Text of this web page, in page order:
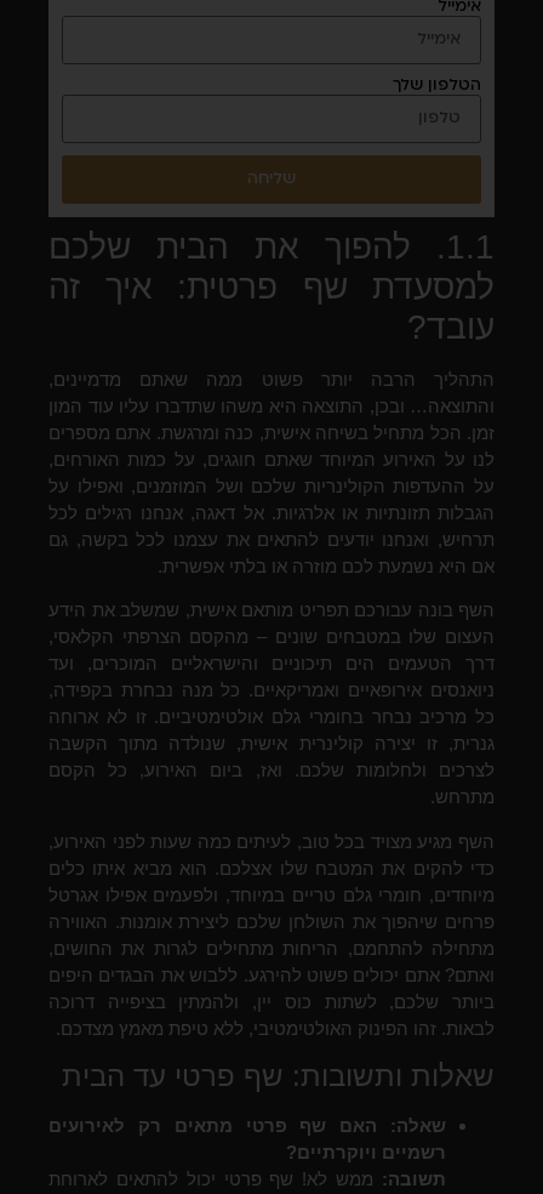
אימייל
הטלפון שלך
שליחה
1.1. להפוך את הבית שלכם
למסעדת שף פרטית: איך זה
עובד?
התהליך הרבה יותר פשוט ממה שאתם מדמיינים,
והתוצאה… ובכן, התוצאה היא משהו שתדברו עליו עוד המון
זמן. הכל מתחיל בשיחה אישית, כנה ומרגשת. אתם מספרים
לנו על האירוע המיוחד שאתם חוגגים, על כמות האורחים,
על ההעדפות הקולינריות שלכם ושל המוזמנים, ואפילו על
הגבלות תזונתיות או אלרגיות. אל דאגה, אנחנו רגילים לכל
תרחיש, ואנחנו יודעים להתאים את עצמנו לכל בקשה, גם
אם היא נשמעת לכם מוזרה או בלתי אפשרית.
השף בונה עבורכם תפריט מותאם אישית, שמשלב את הידע
העצום שלו במטבחים שונים – מהקסם הצרפתי הקלאסי,
דרך הטעמים הים תיכוניים והישראליים המוכרים, ועד
ניואנסים אירופאיים ואמריקאיים. כל מנה נבחרת בקפידה,
כל מרכיב נבחר בחומרי גלם אולטימטיביים. זו לא ארוחה
גנרית, זו יצירה קולינרית אישית, שנולדה מתוך הקשבה
לצרכים ולחלומות שלכם. ואז, ביום האירוע, כל הקסם
מתרחש.
השף מגיע מצויד בכל טוב, לעיתים כמה שעות לפני האירוע,
כדי להקים את המטבח שלו אצלכם. הוא מביא איתו כלים
מיוחדים, חומרי גלם טריים במיוחד, ולפעמים אפילו אגרטל
פרחים שיהפוך את השולחן שלכם ליצירת אומנות. האווירה
מתחילה להתחמם, הריחות מתחילים לגרות את החושים,
ואתם? אתם יכולים פשוט להירגע. ללבוש את הבגדים היפים
ביותר שלכם, לשתות כוס יין, ולהמתין בציפייה דרוכה
לבאות. זהו הפינוק האולטימטיבי, ללא טיפת מאמץ מצדכם.
שאלות ותשובות: שף פרטי עד הבית
שאלה: האם שף פרטי מתאים רק לאירועים
רשמיים ויוקרתיים?
תשובה: ממש לא! שף פרטי יכול להתאים לארוחת